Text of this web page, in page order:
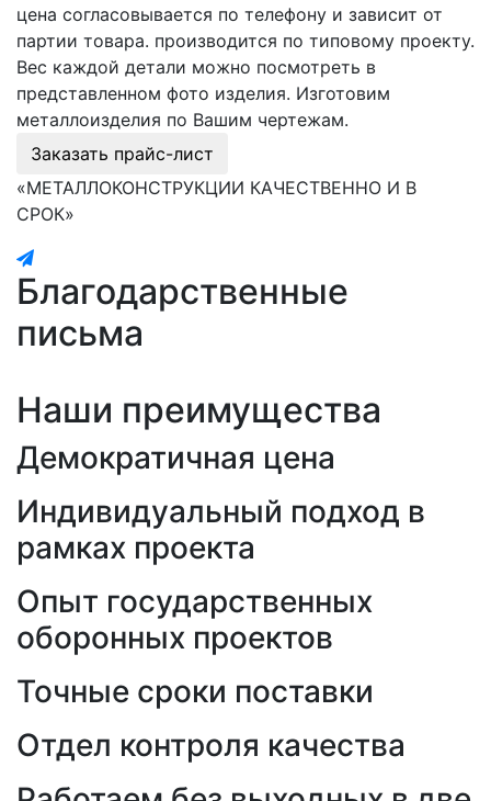
цена согласовывается по телефону и зависит от
партии товара. производится по типовому проекту.
Вес каждой детали можно посмотреть в
представленном фото изделия. Изготовим
металлоизделия по Вашим чертежам.
Заказать прайс-лист
«МЕТАЛЛОКОНСТРУКЦИИ КАЧЕСТВЕННО И В
СРОК»
Благодарственные
письма
Наши преимущества
Демократичная цена
Индивидуальный подход в
рамках проекта
Опыт государственных
оборонных проектов
Точные сроки поставки
Отдел контроля качества